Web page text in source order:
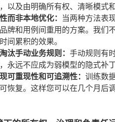
以及由明确所有权、清晰模式
而非本地优化： 当两种方法表
牌和用例间重用的方案。我们
间累积的效果。
汰手动业务规则： 手动规则有
永远不应成为弱模型的隐式补
可重现性和可追溯性： 训练数
恢复。这样您可以在几个月后